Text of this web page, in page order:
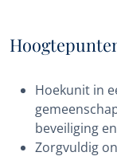
Hoekunit in
beveiliging
Zorgvuldig